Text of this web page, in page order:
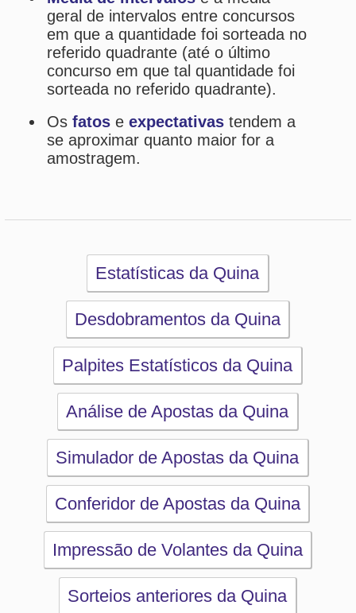
Desdobramentos da Quina
Palpites Estatísticos da Quina
Análise de Apostas da Quina
Simulador de Apostas da Quina
Sorteios anteriores da Quina
PRINCIPAL
Início
eBooks
Artigos
Estatísticas
Desdobramentos
Conferidor